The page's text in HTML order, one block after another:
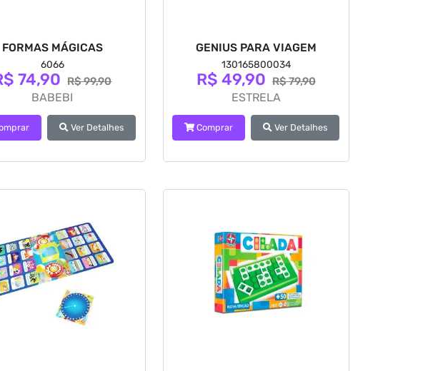
FORMAS MÁGICAS
6066
74,90 R$ 99,90
BABEBI
Ver Detalhes
GENIUS PARA VIAGEM
130165800034
R$ 49,90 R$ 79,90
ESTRELA
Comprar Ver Detalhes